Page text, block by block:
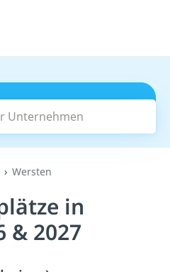
Unternehmen
Suchen
Wersten
in
& 2027